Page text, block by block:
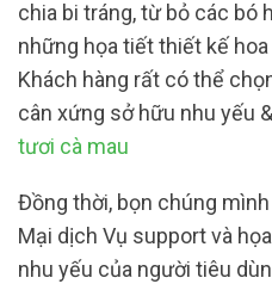
chia bi tráng, từ bỏ các bó
những họa tiết thiết kế
Khách hàng rất có thể
cân xứng sở hữu nhu yếu
tươi cà mau
Đồng thời, bọn chúng
Mại dịch Vụ support và
nhu yếu của người tiêu